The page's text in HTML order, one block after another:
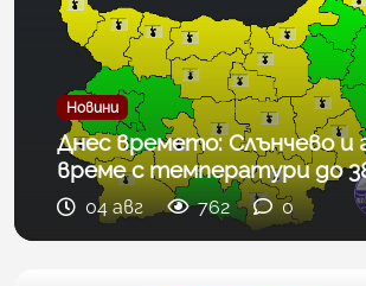
Новини
Днес времето: Слънчево и
време с температури до
04 авг 762 0